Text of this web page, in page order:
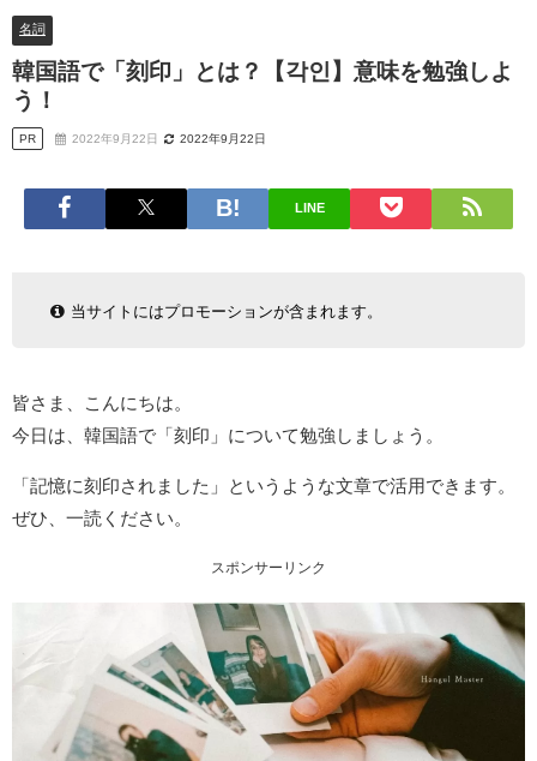
名詞
韓国語で「刻印」とは？【각인】意味を勉強しよ
う！
PR 2022年9月22日 2022年9月22日
LINE
当サイトにはプロモーションが含まれます。
皆さま、こんにちは。
今日は、韓国語で「刻印」について勉強しましょう。
「記憶に刻印されました」というような文章で活用できます。
ぜひ、一読ください。
スポンサーリンク